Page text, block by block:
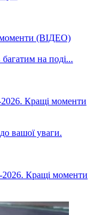
моменти (ВІДЕО)
Кращі моменти
2026. Кращі моменти